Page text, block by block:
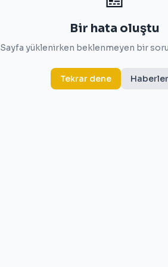
Bir hata oluştu
Sayfa yüklenirken beklenmeyen bir
Tekrar dene Haberler